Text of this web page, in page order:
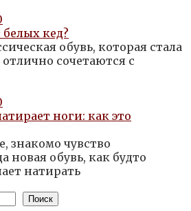
белых кед?
обувь, которая стала
сочетаются с
ноги: как это
знакомо чувство
новая обувь, как будто
натирать
Поиск